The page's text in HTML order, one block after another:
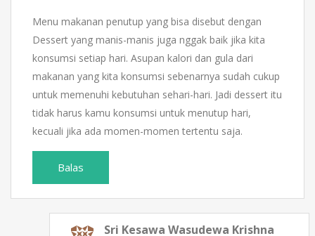
Menu makanan penutup yang bisa disebut dengan
Dessert yang manis-manis juga nggak baik jika kita
konsumsi setiap hari. Asupan kalori dan gula dari
makanan yang kita konsumsi sebenarnya sudah cukup
untuk memenuhi kebutuhan sehari-hari. Jadi dessert itu
tidak harus kamu konsumsi untuk menutup hari,
kecuali jika ada momen-momen tertentu saja.
Balas
Sri Kesawa Wasudewa Krishna